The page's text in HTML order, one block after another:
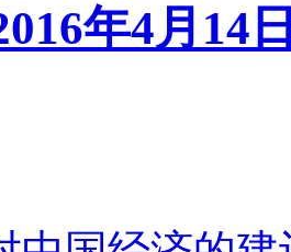
年4月14